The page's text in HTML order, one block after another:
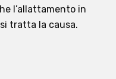
l’allattamento in
tratta la causa.